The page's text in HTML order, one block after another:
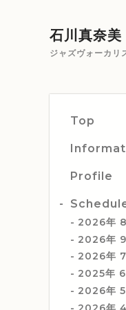
石川真奈
ジャズヴォーカ
Top
Profile
2026年 8
2026年 9
2026年 7
2025年 6
2026年 5